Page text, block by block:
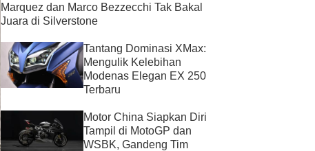
Marquez dan Marco Bezzecchi Tak Bakal
Juara di Silverstone
Tantang Dominasi XMax:
Mengulik Kelebihan
Modenas Elegan EX 250
Terbaru
Motor China Siapkan Diri
Tampil di MotoGP dan
WSBK, Gandeng Tim